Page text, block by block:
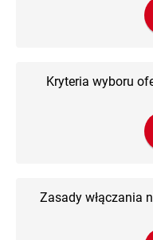
Kryteria wyboru
Zasady włączania